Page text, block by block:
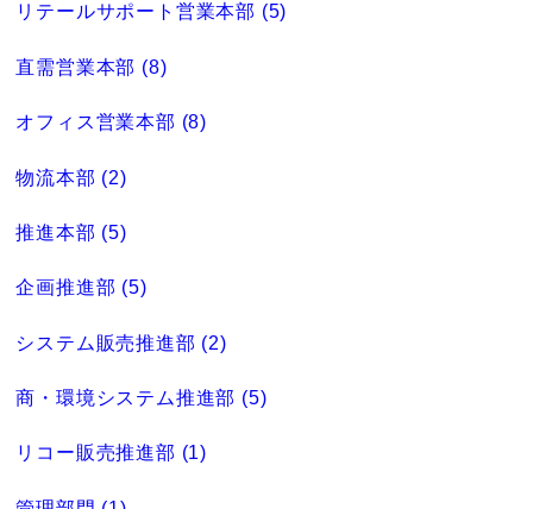
リテールサポート営業本部 (5)
直需営業本部 (8)
オフィス営業本部 (8)
物流本部 (2)
推進本部 (5)
企画推進部 (5)
システム販売推進部 (2)
商・環境システム推進部 (5)
リコー販売推進部 (1)